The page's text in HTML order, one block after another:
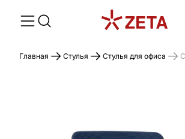
Главная Стулья Стулья для офиса